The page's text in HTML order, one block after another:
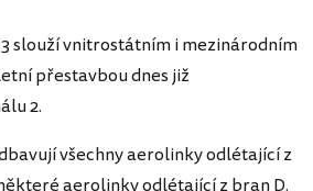
slouží vnitrostátním i mezinárodním
přestavbou dnes již
2.
všechny aerolinky odlétající z